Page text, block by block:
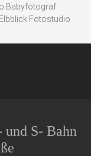
Babyfotograf
Fotostudio
S- Bahn